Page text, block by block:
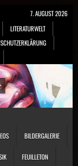
LITERATURWELT
7. AUGUST 2026
BILDERGALERIE
FEUILLETON